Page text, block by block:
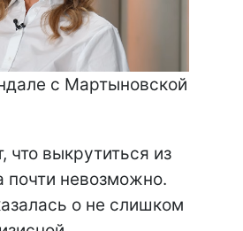
с Мартыновской
что выкрутиться из
почти невозможно.
о не слишком